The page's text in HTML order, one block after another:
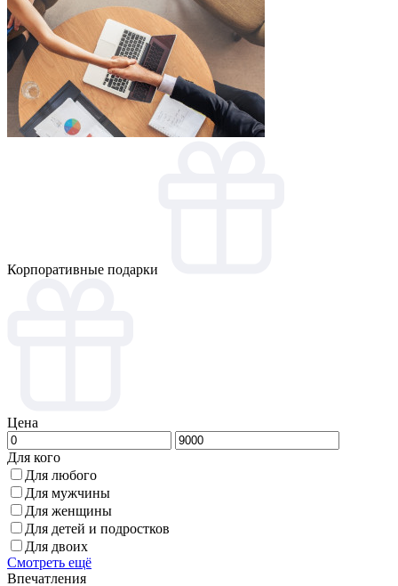
Корпоративные подарки
Цена
Для кого
Для любого
Для мужчины
Для женщины
Для детей и подростков
Для двоих
Смотреть ещё
Впечатления